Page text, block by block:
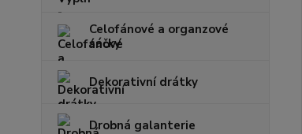
Celofánové a organzové
sáčky
Dekorativní drátky
Drobná galanterie